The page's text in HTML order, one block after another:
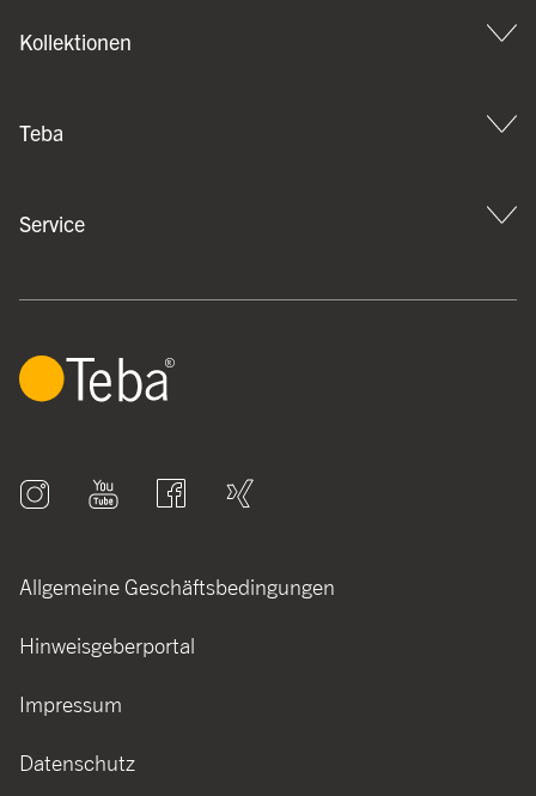
Kollektionen
Teba
Service
Allgemeine Geschäftsbedingungen
Hinweisgeberportal
Impressum
Datenschutz